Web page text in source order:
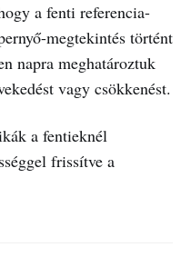
a fenti referencia-
megtekintés történt
napra meghatároztuk
vagy csökkenést.
a fentieknél
frissítve a